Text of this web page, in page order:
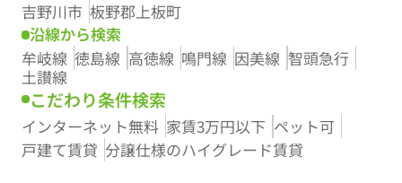
吉野川市 板野郡上板町
沿線から検索
牟岐線 徳島線 高徳線 鳴門線 因美線 智頭急行
土讃線
こだわり条件検索
インターネット無料 家賃3万円以下 ペット可
戸建て賃貸 分譲仕様のハイグレード賃貸